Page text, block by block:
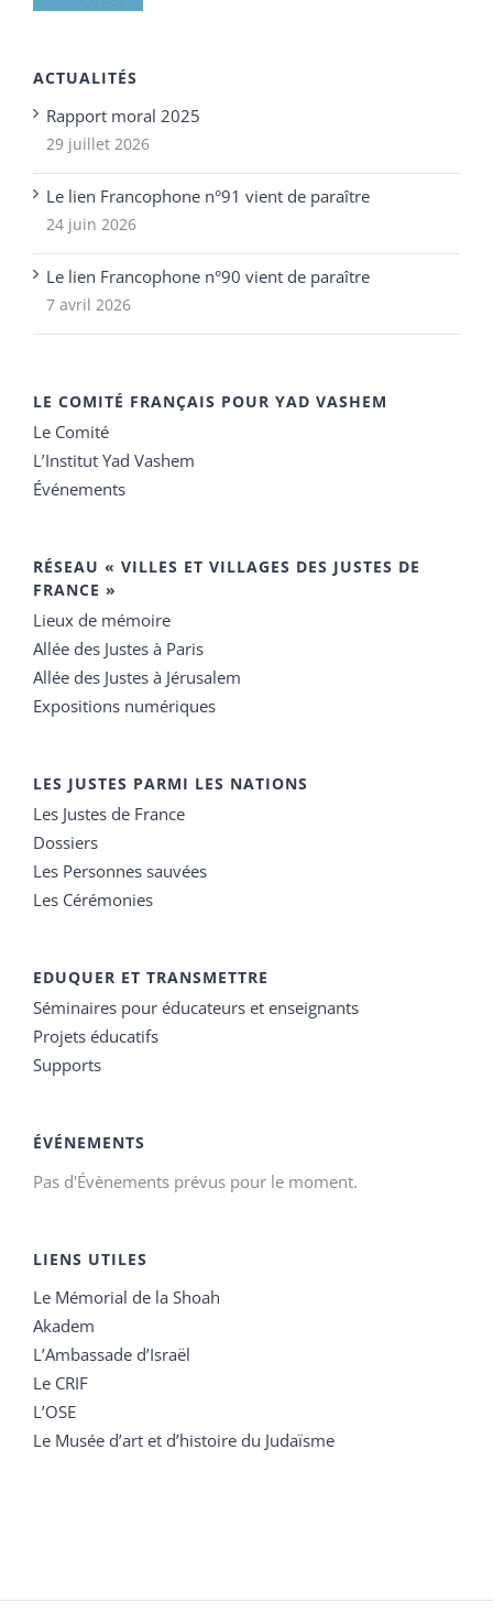
ACTUALITÉS
Rapport moral 2025
29 juillet 2026
Le lien Francophone n°91 vient de paraître
24 juin 2026
Le lien Francophone n°90 vient de paraître
7 avril 2026
LE COMITÉ FRANÇAIS POUR YAD VASHEM
Le Comité
L’Institut Yad Vashem
Événements
RÉSEAU « VILLES ET VILLAGES DES JUSTES DE
FRANCE »
Lieux de mémoire
Allée des Justes à Paris
Allée des Justes à Jérusalem
Expositions numériques
LES JUSTES PARMI LES NATIONS
Les Justes de France
Dossiers
Les Personnes sauvées
Les Cérémonies
EDUQUER ET TRANSMETTRE
Séminaires pour éducateurs et enseignants
Projets éducatifs
Supports
ÉVÉNEMENTS
Pas d'Évènements prévus pour le moment.
LIENS UTILES
Le Mémorial de la Shoah
Akadem
L’Ambassade d’Israël
Le CRIF
L’OSE
Le Musée d’art et d’histoire du Judaïsme